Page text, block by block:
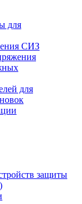
для
СИЗ
для
защиты